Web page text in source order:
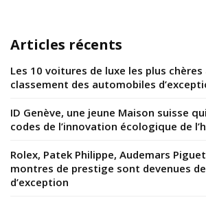
Articles récents
Les 10 voitures de luxe les plus
classement des automobiles
ID Genève, une jeune Maison suisse
codes de l’innovation écologique de
Rolex, Patek Philippe, Audemars
montres de prestige sont devenues
d’exception